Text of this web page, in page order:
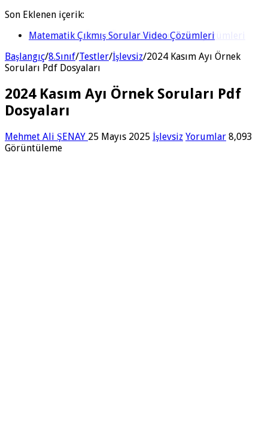
Son Eklenen içerik:
Matematik 6.Ünite Örnek Sorular Video Çözümleri
Başlangıç/8.Sınıf/Testler/İşlevsiz/2024 Kasım Ayı Örnek
Soruları Pdf Dosyaları
2024 Kasım Ayı Örnek Soruları Pdf
Dosyaları
Mehmet Ali ŞENAY 25 Mayıs 2025 İşlevsiz Yorumlar 8,093
Görüntüleme